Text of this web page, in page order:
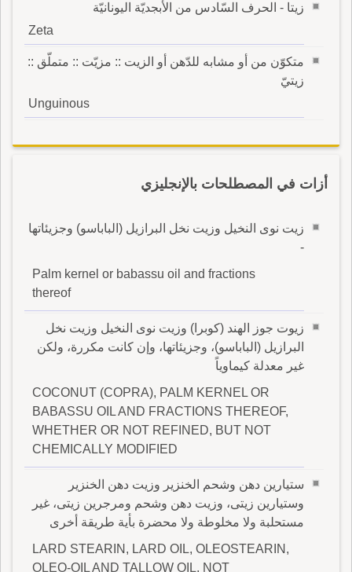
زيتا - الحرف السّادس من الأبجديّة اليونانيّة
Zeta
متكوّن من أو مشابه للدّهن أو الزيت :: مزيّت :: متملّق ::
زيتيّ
Unguinous
أزات في المصطلحات بالإنجليزي
زيت نوى النخيل وزيت نخل البرازيل (الباباسو) وجزيئاتها
-
Palm kernel or babassu oil and fractions
thereof
زيوت جوز الهند (كوبرا) وزيت نوى النخيل وزيت نخل
البرازيل (الباباسو)، وجزيئاتها، وإن كانت مكررة، ولكن
غير معدلة كيماوياً
COCONUT (COPRA), PALM KERNEL OR
BABASSU OIL AND FRACTIONS THEREOF,
WHETHER OR NOT REFINED, BUT NOT
CHEMICALLY MODIFIED
ستيارين دهن وشحم الخنزير وزيت دهن الخنزير
وستيارين زيتى، وزيت دهن وشحم ومرجرين زيتى، غير
مستحلبة ولا مخلوطة ولا محضرة بأية طريقة أخرى
LARD STEARIN, LARD OIL, OLEOSTEARIN,
OLEO-OIL AND TALLOW OIL, NOT